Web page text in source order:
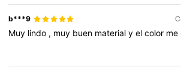
b***9
Muy lindo , muy buen materialyelcolor me